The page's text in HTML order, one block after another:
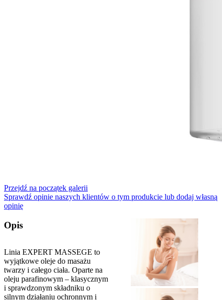
Przejdź na początek galerii
Sprawdź opinie naszych klientów o tym produkcie lub dodaj własną
opinię
Opis
Linia EXPERT MASSEGE to
wyjątkowe oleje do masażu
twarzy i całego ciała. Oparte na
oleju parafinowym – klasycznym
i sprawdzonym składniku o
silnym działaniu ochronnym i